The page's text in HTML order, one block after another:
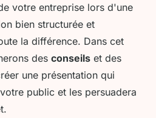
votre entreprise lors d'une
bien structurée et
la différence. Dans cet
des conseils et des
une présentation qui
public et les persuadera